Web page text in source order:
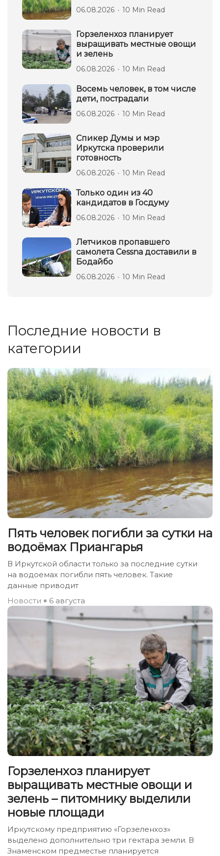
06.08.2026 10 Min Read
Горзеленхоз планирует
выращивать местные овощи
и зелень
06.08.2026 10 Min Read
Восемь человек, в том числе
дети, пострадали
06.08.2026 10 Min Read
Спикер Думы и мэр
Иркутска проверили
готовность
06.08.2026 10 Min Read
Только один из 40
кандидатов в Госдуму
06.08.2026 10 Min Read
Летчиков пропавшего
самолета Cessna доставили в
Бодайбо
06.08.2026 10 Min Read
Последние новости в
категории
Пять человек погибли за сутки на
водоёмах Приангарья
В Иркутской области только за последние сутки
на водоемах погибли пять человек. Такие
данные приводит
Новости
6 августа
Горзеленхоз планирует
выращивать местные овощи и
зелень – питомнику выделили
новые площади
Иркутскому предприятию «Горзеленхоз»
выделено дополнительно три гектара земли. В
Знаменском предместье планируется